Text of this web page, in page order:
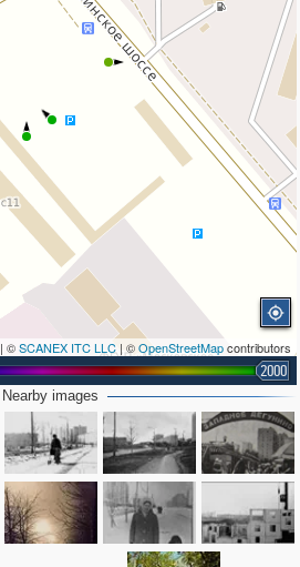
| ©SCANEX ITC LLC | ©OpenStreetMapcontributors
2000
Nearby images